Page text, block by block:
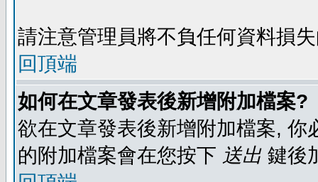
請注意管理員將不負任何資料損
回頂端
如何在文章發表後新增附加檔案?
欲在文章發表後新增附加檔案,
的附加檔案會在您按下 送出 鍵後